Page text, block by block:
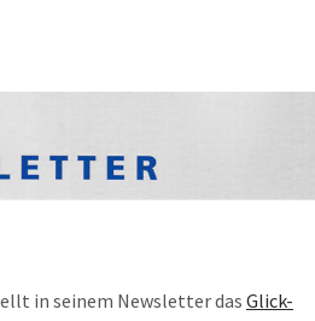
in seinem Newsletter dasGlick-